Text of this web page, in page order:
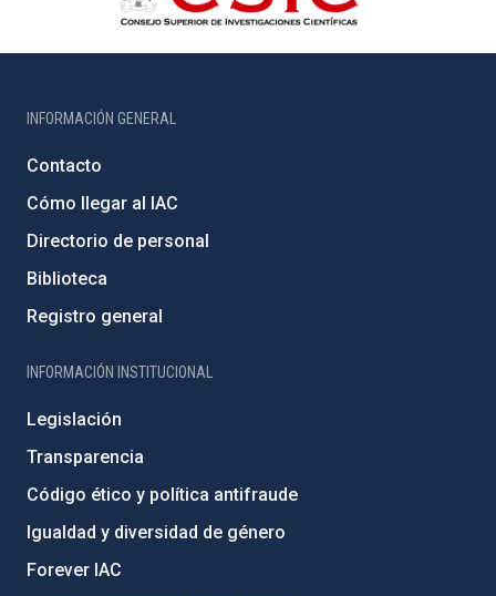
INFORMACIÓN GENERAL
Contacto
Cómo llegar al IAC
Directorio de personal
Biblioteca
Registro general
INFORMACIÓN INSTITUCIONAL
Legislación
Transparencia
Código ético y política antifraude
Igualdad y diversidad de género
Forever IAC